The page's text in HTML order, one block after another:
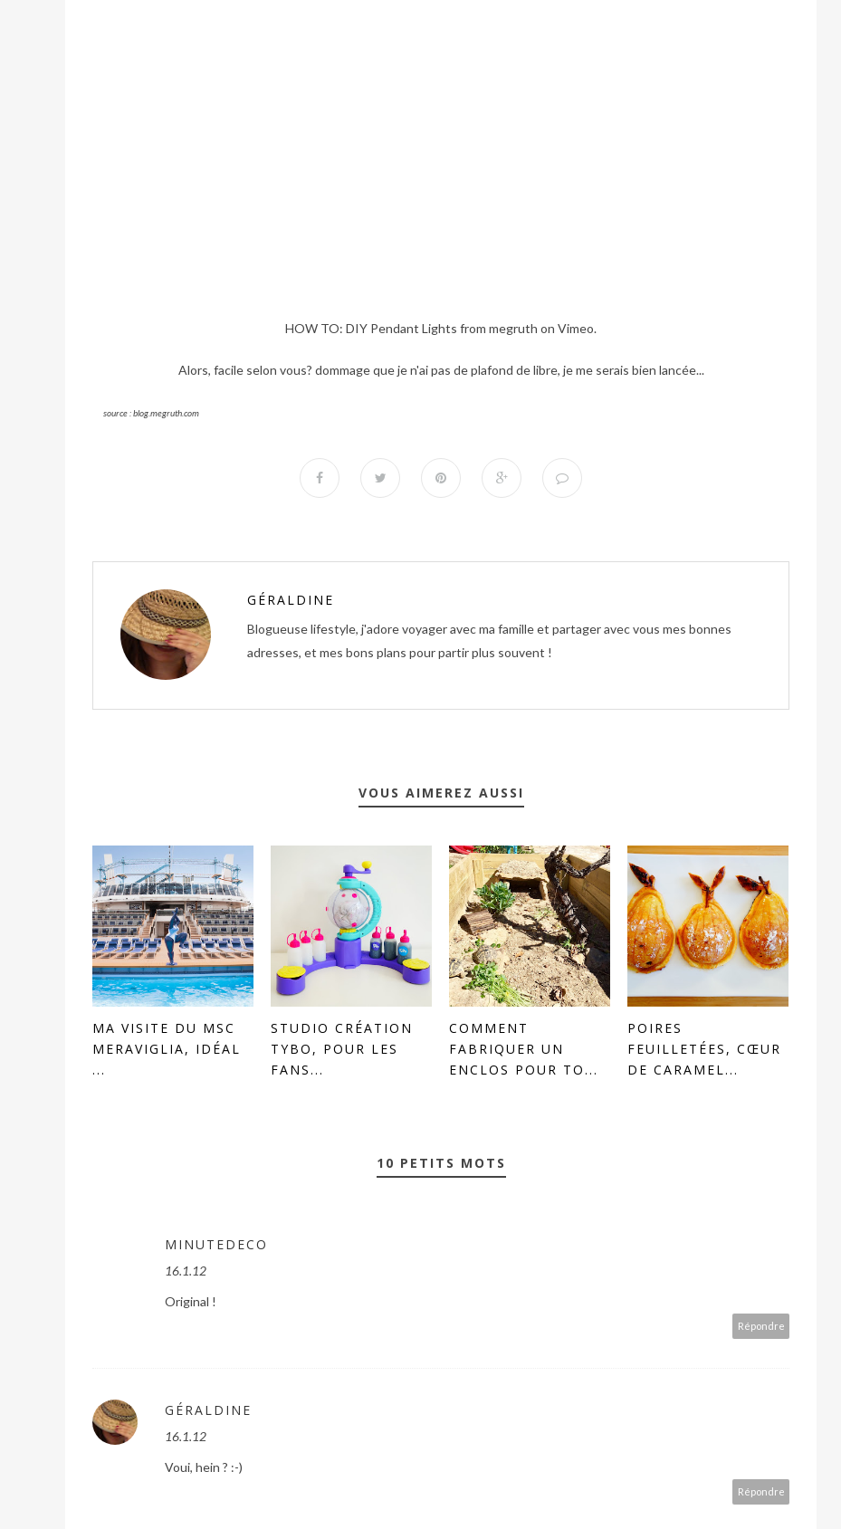
HOW TO: DIY Pendant Lights from megruth on Vimeo.
Alors, facile selon vous? dommage que je n'ai pas de plafond de libre, je me serais bien lancée...
source : blog.megruth.com
GÉRALDINE
Blogueuse lifestyle, j'adore voyager avec ma famille et partager avec vous mes bonnes
adresses, et mes bons plans pour partir plus souvent !
VOUS AIMEREZ AUSSI
MA VISITE DU MSC
MERAVIGLIA, IDÉAL
...
STUDIO CRÉATION
TYBO, POUR LES
FANS...
COMMENT
FABRIQUER UN
ENCLOS POUR TO...
POIRES
FEUILLETÉES, CŒUR
DE CARAMEL...
10 PETITS MOTS
MINUTEDECO
16.1.12
Original !
Répondre
GÉRALDINE
16.1.12
Voui, hein ? :-)
Répondre